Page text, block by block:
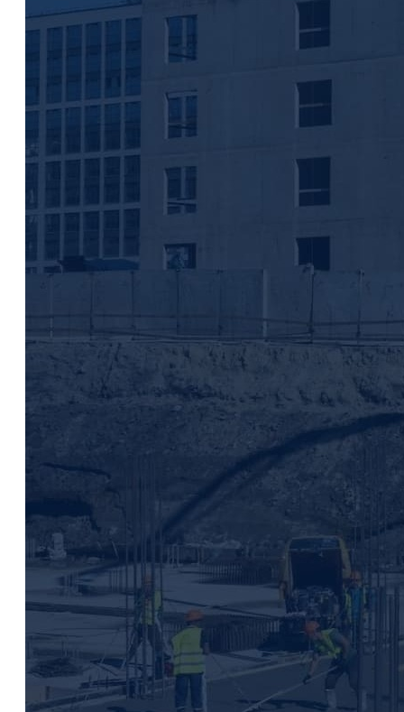
Группа компаний «Эталон»
Санкт-Петербург, Парфёновская ул.